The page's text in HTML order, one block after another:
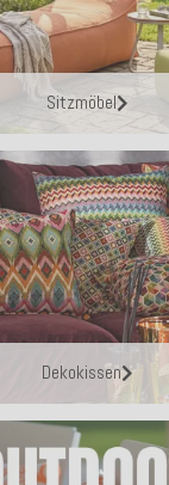
Sitzmöbel
Dekokissen